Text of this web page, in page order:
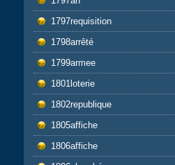
1797requisition
1798arrêté
1799armee
1801loterie
1802republique
1805affiche
1806affiche